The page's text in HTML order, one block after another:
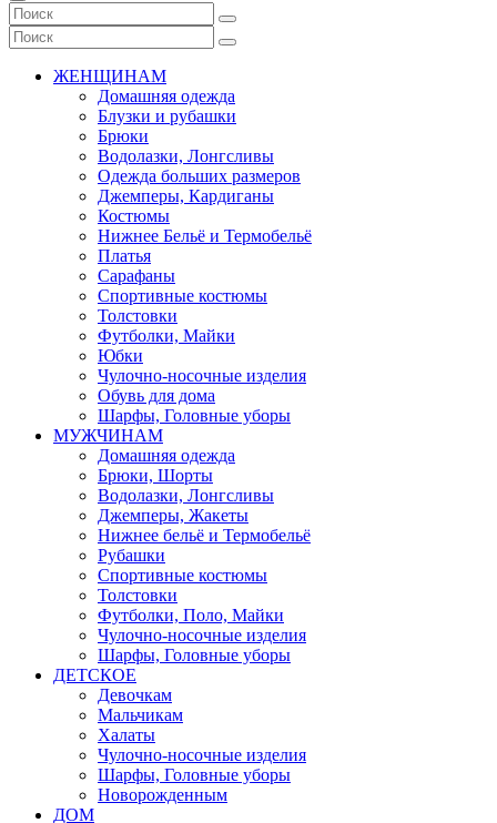
ЖЕНЩИНАМ
Домашняя одежда
Блузки и рубашки
Брюки
Водолазки, Лонгсливы
Одежда больших размеров
Джемперы, Кардиганы
Костюмы
Нижнее Бельё и Термобельё
Платья
Сарафаны
Спортивные костюмы
Толстовки
Футболки, Майки
Юбки
Чулочно-носочные изделия
Обувь для дома
Шарфы, Головные уборы
МУЖЧИНАМ
Домашняя одежда
Брюки, Шорты
Водолазки, Лонгсливы
Джемперы, Жакеты
Нижнее бельё и Термобельё
Рубашки
Спортивные костюмы
Толстовки
Футболки, Поло, Майки
Чулочно-носочные изделия
Шарфы, Головные уборы
ДЕТСКОЕ
Девочкам
Мальчикам
Халаты
Чулочно-носочные изделия
Шарфы, Головные уборы
Новорожденным
ДОМ